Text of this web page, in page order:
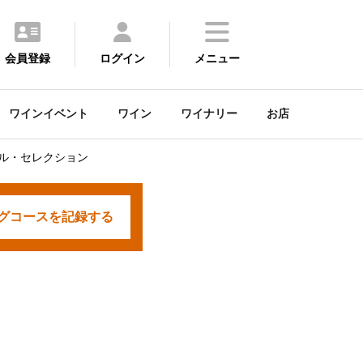
会員登録 ログイン メニュー
ワインイベント ワイン ワイナリー お店
・セレクション
コースを記録する